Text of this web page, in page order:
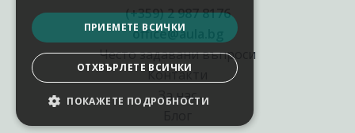
(+359) 2 987 8176
office@aula.bg
Често задавани въпроси
Контакти
За нас
ПРИЕМЕТЕ ВСИЧКИ
ОТХВЪРЛЕТЕ ВСИЧКИ
ПОКАЖЕТЕ ПОДРОБНОСТИ